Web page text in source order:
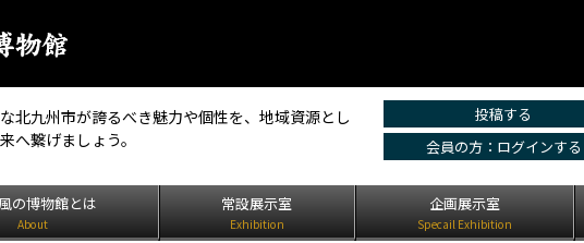
北九州市が誇るべき魅力や個性を、地域資源とし
へ繋げましょう。
投稿する
会員の方：ログインする
の博物館とは
About
常設展示室
Exhibition
企画展示室
Specail Exhibition